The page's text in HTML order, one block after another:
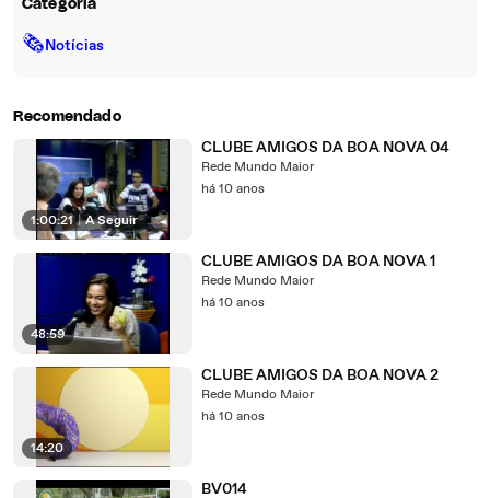
Categoria
🗞Notícias
Recomendado
1:00:21 | A Seguir
CLUBE AMIGOS DA BOA NOVA 04
Rede Mundo Maior
há 10 anos
48:59
CLUBE AMIGOS DA BOA NOVA 1
Rede Mundo Maior
há 10 anos
14:20
CLUBE AMIGOS DA BOA NOVA 2
Rede Mundo Maior
há 10 anos
BV014